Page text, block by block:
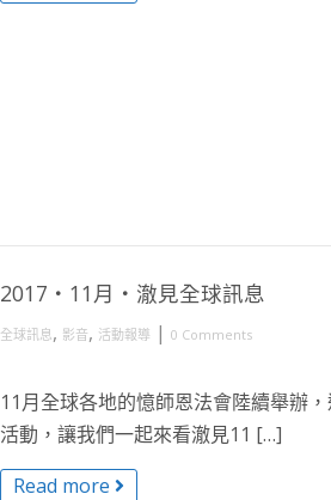
2017・11月・澈見全球訊息
全球訊息, 影音, 活動報導 | 0 Comments
11月全球各地的憶師恩法會陸續舉辦
活動，讓我們一起來看澈見11 […]
Read more